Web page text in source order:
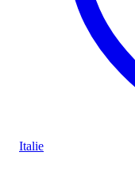
Italie